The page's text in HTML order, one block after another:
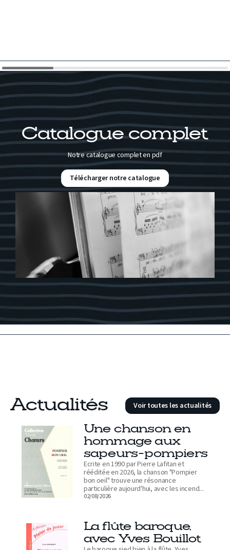
Catalogue complet
Notre catalogue complet en pdf
Télécharger notre catalogue
Actualités Voir toutes les actualités
Une chanson en
hommage aux
sapeurs-pompiers
Ecrite en 1990 par Pierre Lafitan et
rééditée en 2026, la chanson "Pompier
bon oeil" trouve une résonance
particulière aujourd'hui, avec les incend...
02/08/2026
La flûte baroque,
avec Yves Bouillot